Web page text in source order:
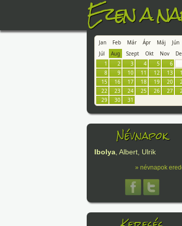
Ezen a
Jan Feb Már Ápr Máj
Jún
Júl
Aug Szept Okt Nov
1
2 3 4 5 6
8
9 10 11 12 13
15
16 17 18 19 20
22
23 24 25 26 27
29
30 31
Névnapok
Ibolya, Albert, Ulrik
» névnapok